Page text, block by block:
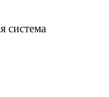
система